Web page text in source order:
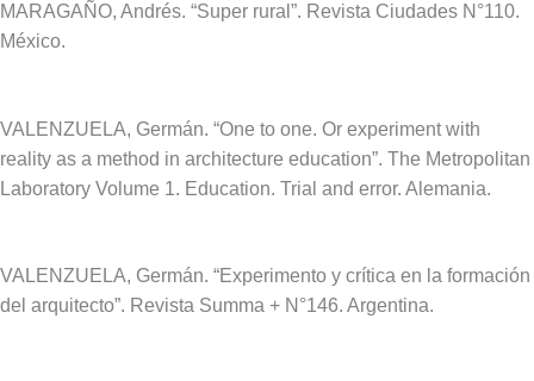
MARAGAÑO, Andrés. “Super rural”. Revista Ciudades N°110.
México.
VALENZUELA, Germán. “One to one. Or experiment with
reality as a method in architecture education”. The Metropolitan
Laboratory Volume 1. Education. Trial and error. Alemania.
VALENZUELA, Germán. “Experimento y crítica en la formación
del arquitecto”. Revista Summa + N°146. Argentina.